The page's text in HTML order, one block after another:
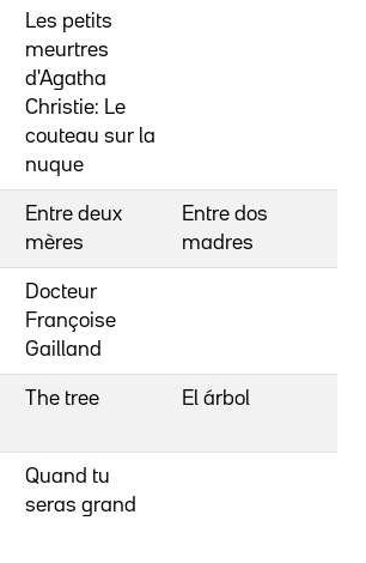
Les petits
meurtres
d'Agatha
Christie: Le
couteau sur la
nuque
Entre deux
mères
Entre dos
madres
Docteur
Françoise
Gailland
The tree El árbol
Quand tu
seras grand